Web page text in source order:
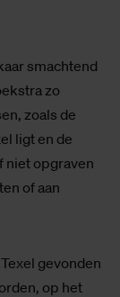
smachtend
zo
zoals de
ligt en de
niet opgraven
of aan
gevonden
op het